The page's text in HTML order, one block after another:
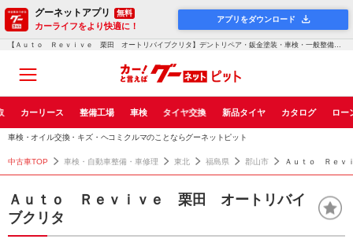
グーネットアプリ 無料
カーライフをより快適に！
アプリをダウンロード
【Ａｕｔｏ Ｒｅｖｉｖｅ 栗田 オートリバイブクリタ】デントリペア・鈑金塗装・車検・一般整備・中古車販売・各種保険・トラック整備！グーネットピット
カーリース 整備工場 車検 タイヤ交換 新品タイヤ カタログ ロー
車検・オイル交換・キズ・ヘコミクルマのことならグーネットピット
中古車TOP 車検・自動車整備・車修理 東北 福島県 郡山市 Ａｕｔｏ Ｒｅｖ
Ａｕｔｏ Ｒｅｖｉｖｅ 栗田 オートリバイ
ブクリタ